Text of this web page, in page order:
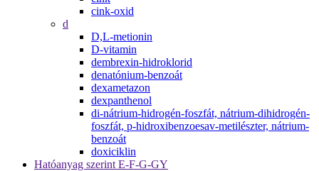
cink-oxid
d
D,L-metionin
D-vitamin
dembrexin-hidroklorid
denatónium-benzoát
dexametazon
dexpanthenol
di-nátrium-hidrogén-foszfát, nátrium-dihidrogén-
foszfát, p-hidroxibenzoesav-metilészter, nátrium-
benzoát
doxiciklin
Hatóanyag szerint E-F-G-GY